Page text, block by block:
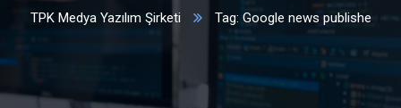
TPK Medya Yazılım Şirketi Tag: Google news publishe